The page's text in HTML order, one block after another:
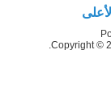
الأعلى
Copyright ©